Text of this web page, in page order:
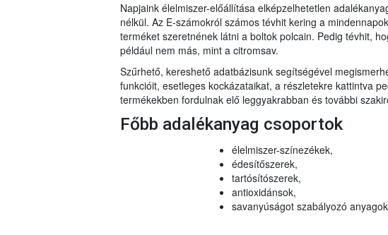
Napjaink élelmiszer-előállítása elképzelhetetlen
nélkül. Az E-számokról számos tévhit kering a
terméket szeretnének látni a boltok polcain. Pedig tévhit,
például nem más, mint a citromsav.
Szűrhető, kereshető adatbázisunk segítségével
funkcióit, esetleges kockázataikat, a részletekre kattintva
termékekben fordulnak elő leggyakrabban és további
Főbb adalékanyag csoportok
élelmiszer-színezékek,
édesítőszerek,
tartósítószerek,
antioxidánsok,
savanyúságot szabályozó